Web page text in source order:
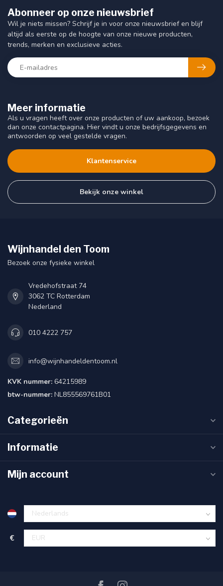
Meer informatie
Als u vragen heeft over onze producten of uw aankoop, bezoek
dan onze contactpagina. Hier vindt u onze bedrijfsgegevens en
antwoorden op veel gestelde vragen.
Klantenservice
Bekijk onze winkel
Abonneer op onze nieuwsbrief
Wil je niets missen? Schrijf je in voor onze nieuwsbrief en blijf
altijd als eerste op de hoogte van onze nieuwe producten,
trends, merken en exclusieve acties.
Wijnhandel den Toom
Bezoek onze fysieke winkel
Vredehofstraat 74
3062 TC Rotterdam
Nederland
010 4222 757
info@wijnhandeldentoom.nl
KVK nummer: 64215989
btw-nummer: NL855569761B01
Categorieën
Informatie
Mijn account
€